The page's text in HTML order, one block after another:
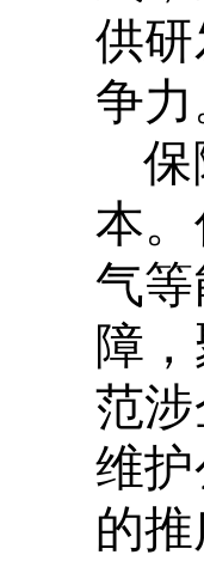
供
争力
保
本
气
障
范
维
的推